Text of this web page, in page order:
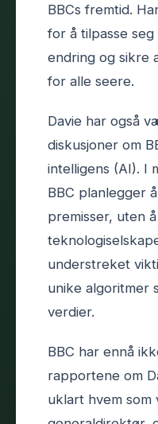
BBCs fremtid.
for å tilpasse
endring og sikre
for alle seere.
Davie har også
diskusjoner om
intelligens (AI). I
BBC planlegger
premisser, uten
understreket
unike algoritmer
verdier.
BBC har ennå
rapportene om
uklart hvem som